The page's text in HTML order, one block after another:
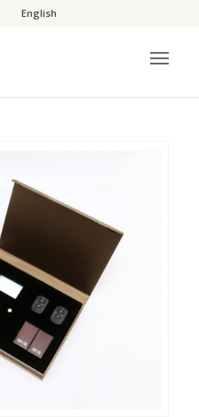
English